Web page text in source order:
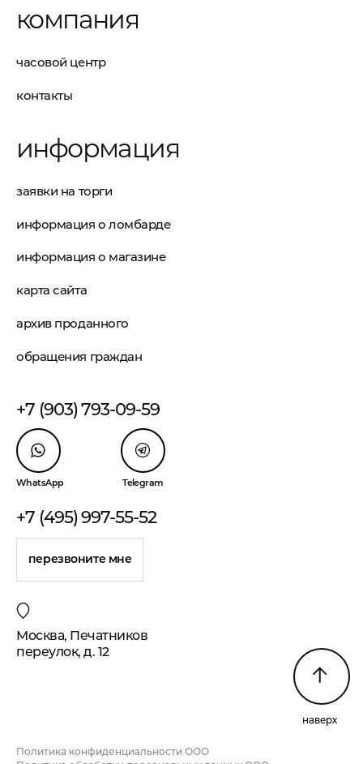
компания
часовой центр
контакты
информация
заявки на торги
информация о ломбарде
информация о магазине
карта сайта
архив проданного
обращения граждан
+7 (903) 793-09-59
WhatsApp Telegram
+7 (495) 997-55-52
перезвоните мне
Москва, Печатников
переулок, д. 12
наверх
Политика конфиденциальности ООО